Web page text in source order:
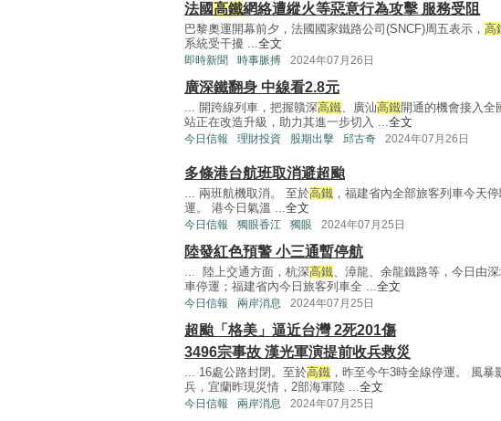
法國高鐵網絡遭縱火等惡意行為攻擊 服務受阻
巴黎奧運開幕前夕，法國國家鐵路公司(SNCF)周五表示， 高
系統受干擾 ...全文
即時新聞 時事脈搏 2024年07月26日
廣深鐵翻身 中線看2.8元
... 開跨線列車，把握贛深高鐵、廣汕高鐵開通的機會接入全
站正在改造升級，助力其進一步切入 ...全文
今日信報 理財投資 股期出擊 邱古奇 2024年07月26日
多條港台航班取消避超颱
... 兩班航機取消。 至於高鐵 ，福建省內全部旅客列車今天
運。 港今日氣溫 ... 全文
今日信報 獨眼香江 獨眼 2024年07月25日
陸發紅色預警 小三通暫停航
... 陸上交通方面，杭深高鐵 、漳龍、余龍鐵路等，今日由
車停運；福建省內今日旅客列車全 ... 全文
今日信報 兩岸消息 2024年07月25日
超颱「格美」逼近台灣 2死201傷
3496宗事故 漢光軍演提前收兵救災
... 16處公路封閉。至於高鐵 ，昨至今午3時全線停運。 風
兵，宜蘭昨現災情，2部海軍陸 ... 全文
今日信報 兩岸消息 2024年07月25日